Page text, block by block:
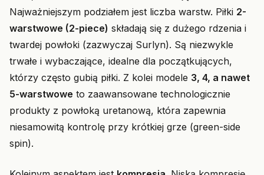
Najważniejszym podziałem jest liczba warstw. Piłki 2-
warstwowe (2-piece) składają się z dużego rdzenia i
twardej powłoki (zazwyczaj Surlyn). Są niezwykle
trwałe i wybaczające, idealne dla początkujących,
którzy często gubią piłki. Z kolei modele 3, 4, a nawet
5-warstwowe to zaawansowane technologicznie
produkty z powłoką uretanową, która zapewnia
niesamowitą kontrolę przy krótkiej grze (green-side
spin).